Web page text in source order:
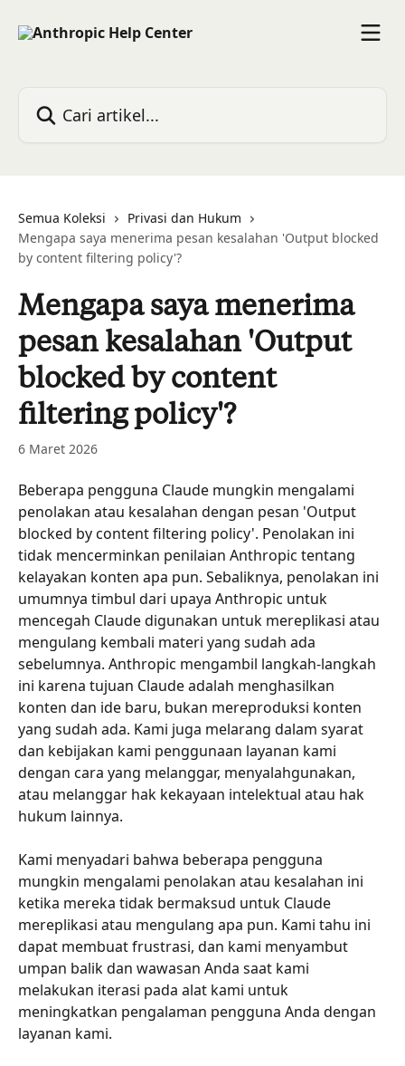
Semua Koleksi
Privasi dan Hukum
Mengapa saya menerima pesan kesalahan 'Output blocked
by content filtering policy'?
Mengapa saya menerima
pesan kesalahan 'Output
blocked by content
filtering policy'?
6 Maret 2026
Beberapa pengguna Claude mungkin mengalami
penolakan atau kesalahan dengan pesan 'Output
blocked by content filtering policy'. Penolakan ini
tidak mencerminkan penilaian Anthropic tentang
kelayakan konten apa pun. Sebaliknya, penolakan ini
umumnya timbul dari upaya Anthropic untuk
mencegah Claude digunakan untuk mereplikasi atau
mengulang kembali materi yang sudah ada
sebelumnya. Anthropic mengambil langkah-langkah
ini karena tujuan Claude adalah menghasilkan
konten dan ide baru, bukan mereproduksi konten
yang sudah ada. Kami juga melarang dalam syarat
dan kebijakan kami penggunaan layanan kami
dengan cara yang melanggar, menyalahgunakan,
atau melanggar hak kekayaan intelektual atau hak
hukum lainnya.
Kami menyadari bahwa beberapa pengguna
mungkin mengalami penolakan atau kesalahan ini
ketika mereka tidak bermaksud untuk Claude
mereplikasi atau mengulang apa pun. Kami tahu ini
dapat membuat frustrasi, dan kami menyambut
umpan balik dan wawasan Anda saat kami
melakukan iterasi pada alat kami untuk
meningkatkan pengalaman pengguna Anda dengan
layanan kami.